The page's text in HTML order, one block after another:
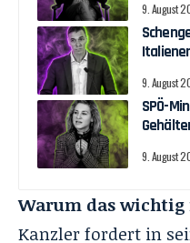
9. August
9. August
SPÖ-
9. August
Warum das wichtig
Kanzler fordert in